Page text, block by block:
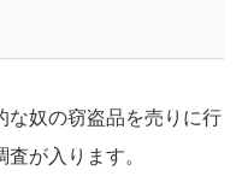
な奴の窃盗品を売りに行
が入ります。